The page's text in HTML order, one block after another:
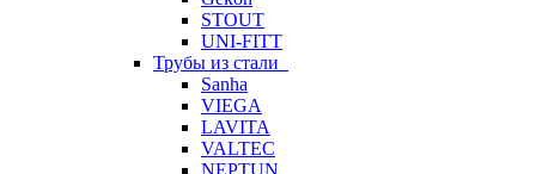
STOUT
UNI-FITT
Трубы из стали
Sanha
VIEGA
LAVITA
VALTEC
NEPTUN